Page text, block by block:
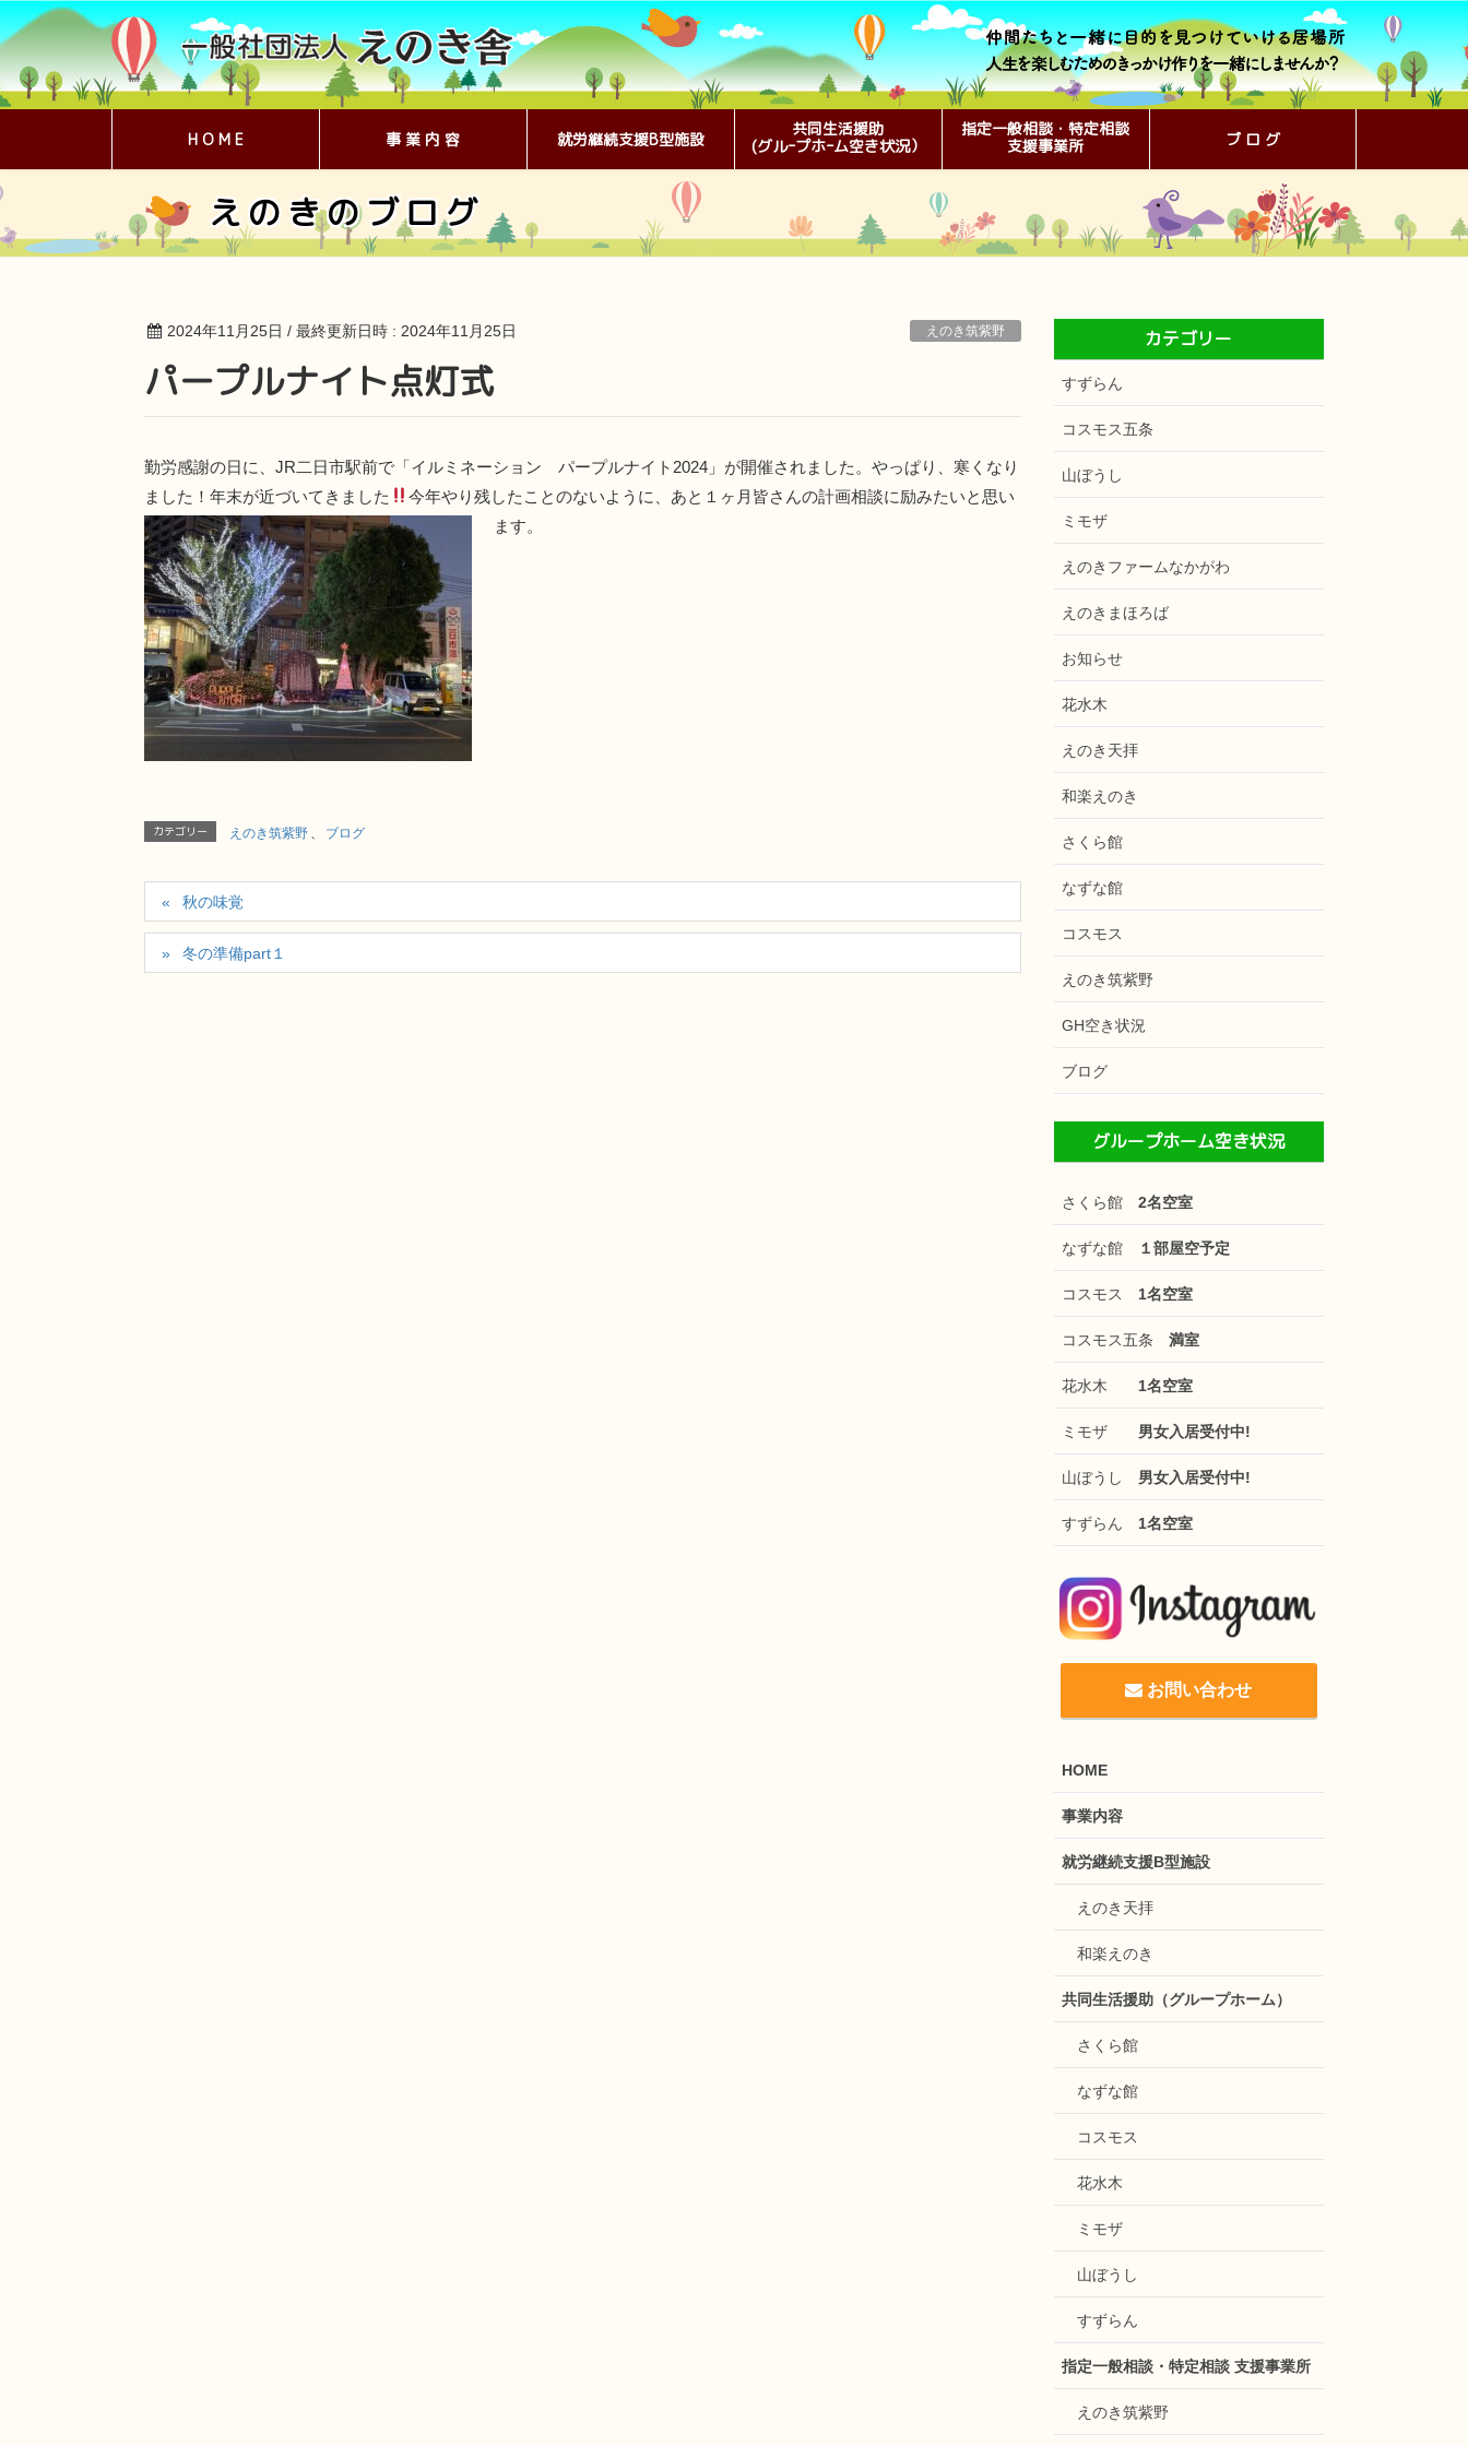
H O M E 事 業 内 容 就労継続支援B型施設
共同生活援助
(グルｰプホｰム空き状況）
指定一般相談・特定相談
支援事業所
ブ ロ グ
えのきのブログ
2024年11月25日 / 最終更新日時 : 2024年11月25日 えのき筑紫野
パープルナイト点灯式
勤労感謝の日に、JR二日市駅前で「イルミネーション パープルナイト2024」が開催されました。やっぱり、寒くなり
ました！年末が近づいてきました
今年やり残したことのないように、あと１ヶ月皆さんの計画相談に励みたいと思い
ます。
カテゴリー えのき筑紫野 ブログ
秋の味覚
冬の準備part１
カテゴリー
すずらん
コスモス五条
山ぼうし
ミモザ
えのきファームなかがわ
えのきまほろば
お知らせ
花水木
えのき天拝
和楽えのき
さくら館
なずな館
コスモス
えのき筑紫野
GH空き状況
ブログ
グループホーム空き状況
さくら館 2名空室
なずな館 １部屋空予定
コスモス 1名空室
コスモス五条 満室
花水木 1名空室
ミモザ 男女入居受付中!
山ぼうし 男女入居受付中!
すずらん 1名空室
お問い合わせ
HOME
事業内容
就労継続支援B型施設
えのき天拝
和楽えのき
共同生活援助（グループホーム）
さくら館
なずな館
コスモス
花水木
ミモザ
山ぼうし
すずらん
指定一般相談・特定相談 支援事業所
えのき筑紫野